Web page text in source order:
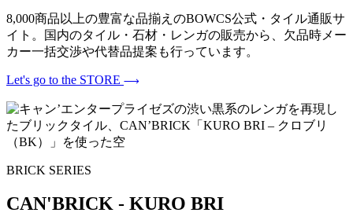
8,000商品以上の豊富な品揃えのBOWCS公式・タイル通販サ
イト。国内のタイル・石材・レンガの販売から、欠品時メー
カー一括交渉や代替品提案も行っています。
Let's go to the STORE
BRICK SERIES
CAN'BRICK - KURO BRI